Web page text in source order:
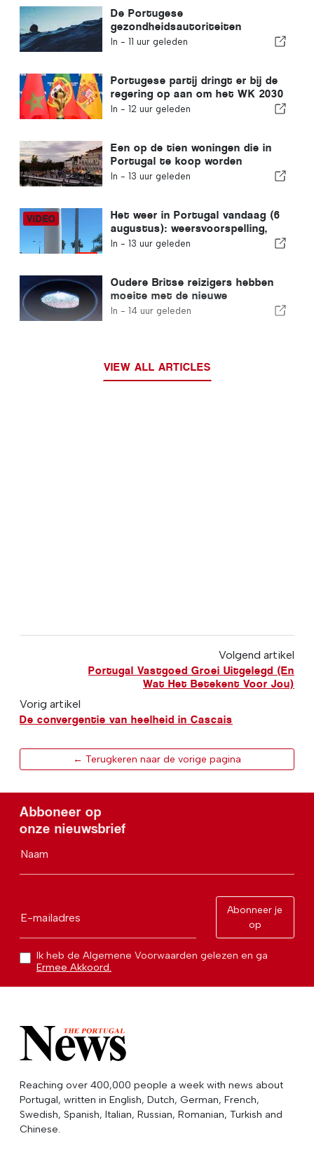
De Portugese
gezondheidsautoriteiten
waarschuwen voor de gevaren
In - 11 uur geleden
Portugese partij dringt er bij de
regering op aan om het WK 2030
in Marokko te heroverwegen
In - 12 uur geleden
Een op de tien woningen die in
Portugal te koop worden
aangeboden, wordt binnen een
In - 13 uur geleden
Het weer in Portugal vandaag (6
augustus): weersvoorspelling,
temperaturen en wat je kunt
In - 13 uur geleden
Oudere Britse reizigers hebben
moeite met de nieuwe
vingerafdrukcontroles van de
In - 14 uur geleden
VIEW ALL ARTICLES
Volgend artikel
Portugal Vastgoed Groei Uitgelegd (En
Wat Het Betekent Voor Jou)
Vorig artikel
De convergentie van heelheid in Cascais
← Terugkeren naar de vorige pagina
Abboneer op
onze nieuwsbrief
Naam
E-mailadres
Abonneer je
op
Ik heb de Algemene Voorwaarden gelezen en ga
Ermee Akkoord.
Reaching over 400,000 people a week with news about
Portugal, written in English, Dutch, German, French,
Swedish, Spanish, Italian, Russian, Romanian, Turkish and
Chinese.